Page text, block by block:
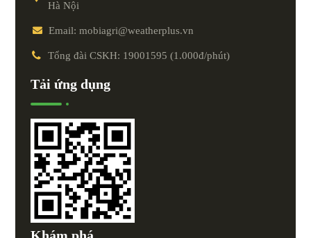
Hà Nội
Email: mobiagri@weatherplus.vn
Tổng đài CSKH: 19001595 (1.000đ/phút)
Tải ứng dụng